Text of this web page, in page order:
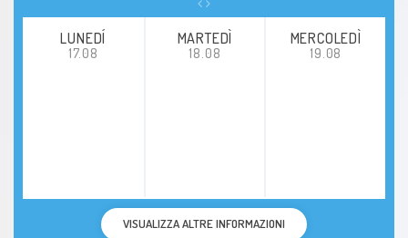
LUNEDÍ
17.08
MARTEDÌ
18.08
MERCOLEDÌ
19.08
VISUALIZZA ALTRE INFORMAZIONI